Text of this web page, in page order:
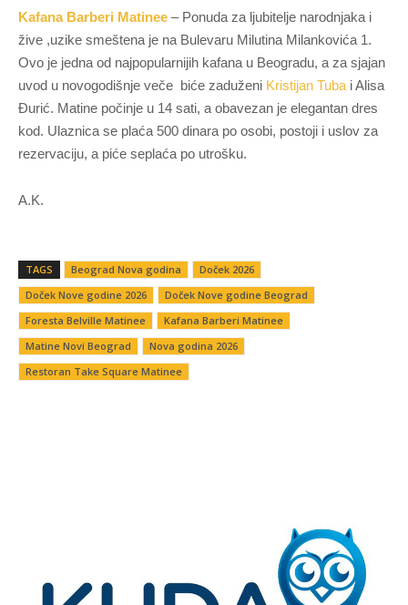
Kafana Barberi Matinee – Ponuda za ljubitelje narodnjaka i
žive ,uzike smeštena je na Bulevaru Milutina Milankovića 1.
Ovo je jedna od najpopularnijih kafana u Beogradu, a za sjajan
uvod u novogodišnje veče biće zaduženi Kristijan Tuba i Alisa
Đurić. Matine počinje u 14 sati, a obavezan je elegantan dres
kod. Ulaznica se plaća 500 dinara po osobi, postoji i uslov za
rezervaciju, a piće seplaća po utrošku.
A.K.
TAGS Beograd Nova godina
Doček 2026
Doček Nove godine 2026
Doček Nove godine Beograd
Foresta Belville Matinee
Kafana Barberi Matinee
Matine Novi Beograd
Nova godina 2026
Restoran Take Square Matinee